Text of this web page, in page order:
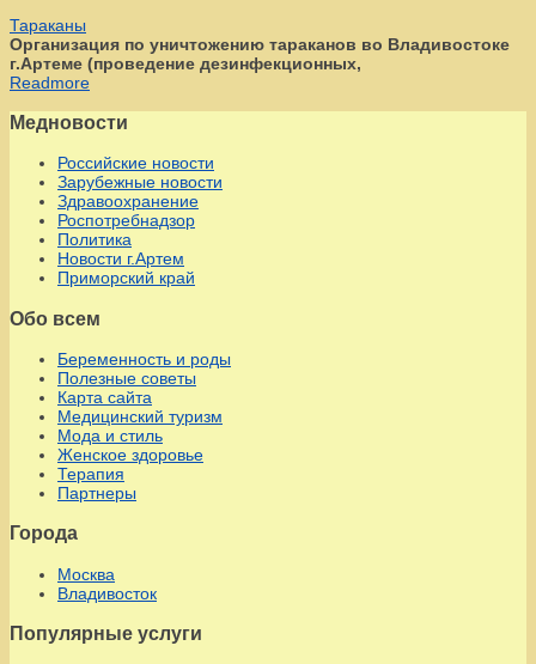
Тараканы
Организация по уничтожению тараканов во Владивостоке
г.Артеме (проведение дезинфекционных,
Readmore
Медновости
Российские новости
Зарубежные новости
Здравоохранение
Роспотребнадзор
Политика
Новости г.Артем
Приморский край
Обо всем
Беременность и роды
Полезные советы
Карта сайта
Медицинский туризм
Мода и стиль
Женское здоровье
Терапия
Партнеры
Города
Москва
Владивосток
Популярные услуги